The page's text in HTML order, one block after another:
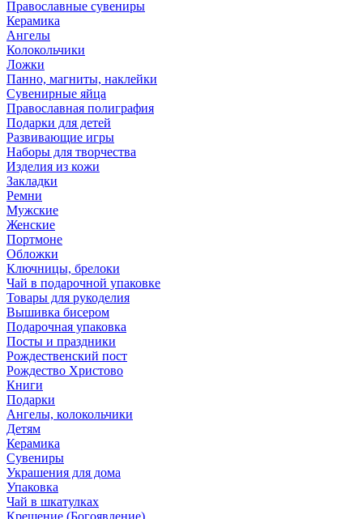
Православные сувениры
Керамика
Ангелы
Колокольчики
Ложки
Панно, магниты, наклейки
Сувенирные яйца
Православная полиграфия
Подарки для детей
Развивающие игры
Наборы для творчества
Изделия из кожи
Закладки
Ремни
Мужские
Женские
Портмоне
Обложки
Ключницы, брелоки
Чай в подарочной упаковке
Товары для рукоделия
Вышивка бисером
Подарочная упаковка
Посты и праздники
Рождественский пост
Рождество Христово
Книги
Подарки
Ангелы, колокольчики
Детям
Керамика
Сувениры
Украшения для дома
Упаковка
Чай в шкатулках
Крещение (Богоявление)